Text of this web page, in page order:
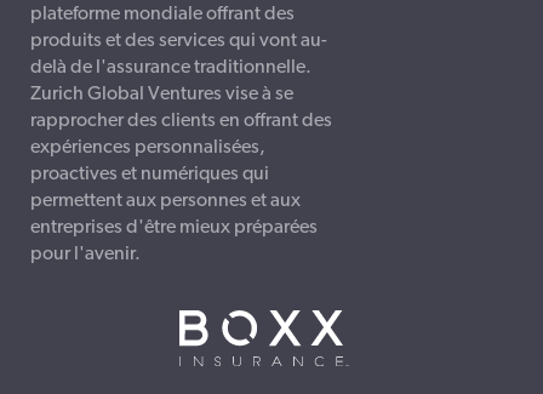
plateforme mondiale offrant des
produits et des services qui vont au-
delà de l'assurance traditionnelle.
Zurich Global Ventures vise à se
rapprocher des clients en offrant des
expériences personnalisées,
proactives et numériques qui
permettent aux personnes et aux
entreprises d'être mieux préparées
pour l'avenir.